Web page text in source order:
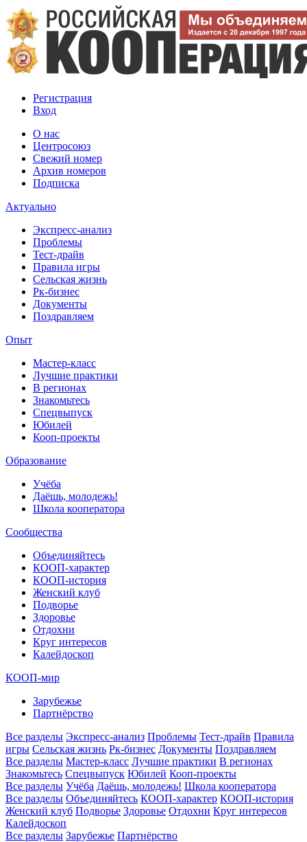
Регистрация
Вход
О нас
Центросоюз
Свежий номер
Архив номеров
Подписка
Актуально
Экспресс-анализ
Проблемы
Тест-драйв
Правила игры
Сельская жизнь
Рк-бизнес
Документы
Поздравляем
Опыт
Мастер-класс
Лучшие практики
В регионах
Знакомьтесь
Спецвыпуск
Юбилей
Кооп-проекты
Образование
Учёба
Даёшь, молодежь!
Школа кооператора
Сообщества
Объединяйтесь
КООП-характер
КООП-история
Женский клуб
Подворье
Здоровье
Отдохни
Круг интересов
Калейдоскоп
КООП-мир
Зарубежье
Партнёрство
Все разделы Экспресс-анализ Проблемы Тест-драйв Правила
игры Сельская жизнь Рк-бизнес Документы Поздравляем
Все разделы Мастер-класс Лучшие практики В регионах
Знакомьтесь Спецвыпуск Юбилей Кооп-проекты
Все разделы Учёба Даёшь, молодежь! Школа кооператора
Все разделы Объединяйтесь КООП-характер КООП-история
Женский клуб Подворье Здоровье Отдохни Круг интересов
Калейдоскоп
Все разделы Зарубежье Партнёрство